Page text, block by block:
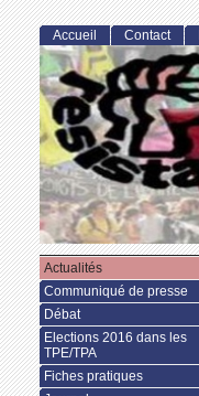
Accueil Contact
Actualités
Communiqué de presse
Débat
Elections 2016 dans les
TPE/TPA
Fiches pratiques